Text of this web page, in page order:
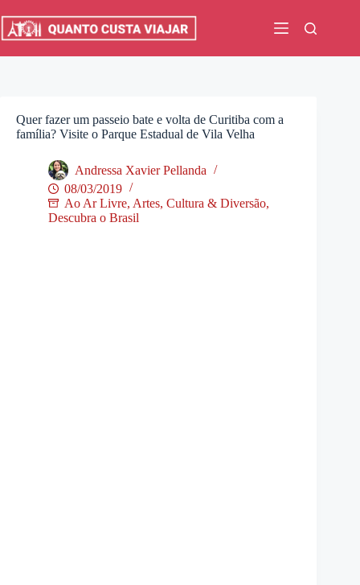
para
Quer fazer um passeio bate e volta de Curitiba com a
família? Visite o Parque Estadual de Vila Velha
Andressa Xavier Pellanda
08/03/2019
Ao Ar Livre, Artes, Cultura & Diversão,
Descubra o Brasil